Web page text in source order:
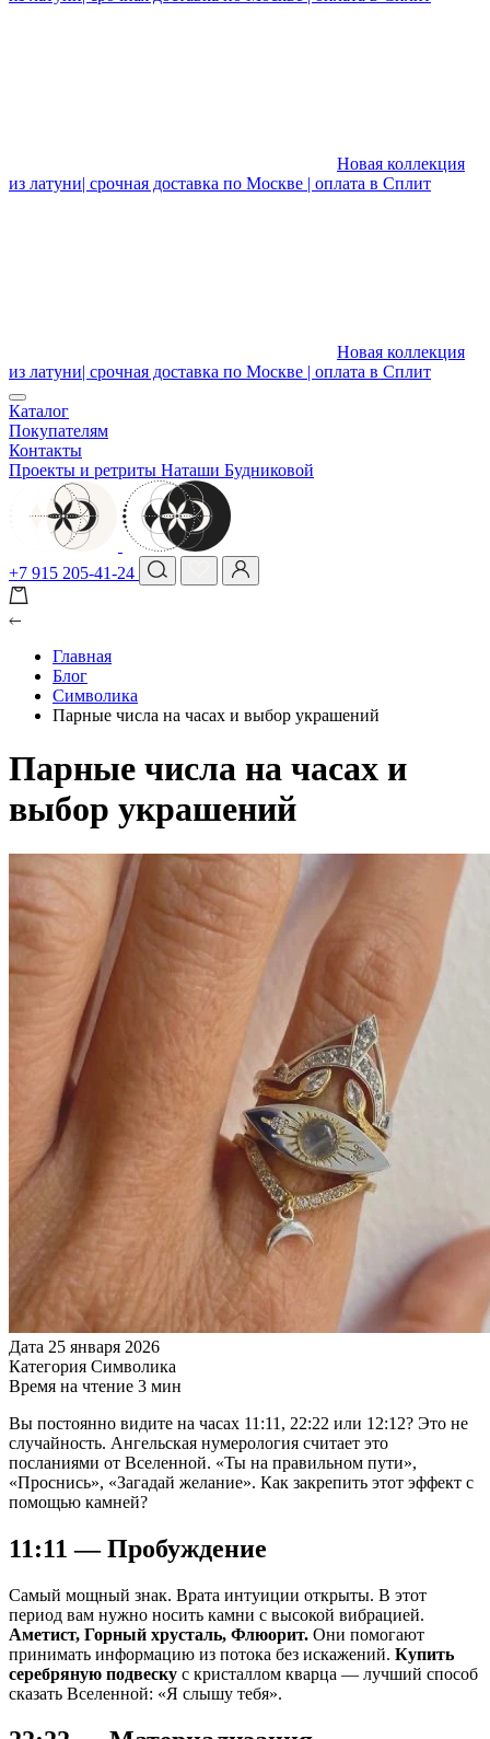
Новая коллекция
из латуни| срочная доставка по Москве | оплата в Сплит
Новая коллекция
из латуни| срочная доставка по Москве | оплата в Сплит
Каталог
Покупателям
Контакты
Проекты и ретриты Наташи Будниковой
+7 915 205-41-24
Главная
Блог
Символика
Парные числа на часах и выбор украшений
Парные числа на часах и
выбор украшений
Дата 25 января 2026
Категория Символика
Время на чтение 3 мин
Вы постоянно видите на часах 11:11, 22:22 или 12:12? Это не
случайность. Ангельская нумерология считает это
посланиями от Вселенной. «Ты на правильном пути»,
«Проснись», «Загадай желание». Как закрепить этот эффект с
помощью камней?
11:11 — Пробуждение
Самый мощный знак. Врата интуиции открыты. В этот
период вам нужно носить камни с высокой вибрацией.
Аметист, Горный хрусталь, Флюорит. Они помогают
принимать информацию из потока без искажений. Купить
серебряную подвеску с кристаллом кварца — лучший способ
сказать Вселенной: «Я слышу тебя».